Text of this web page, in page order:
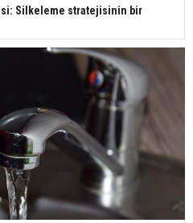
Silkeleme stratejisinin bir